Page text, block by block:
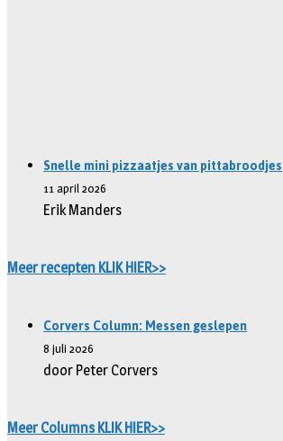
Snelle mini pizzaatjes van pittabroodjes
11 april 2026
Erik Manders
Meer recepten KLIK HIER>>
Corvers Column: Messen geslepen
8 juli 2026
door Peter Corvers
Meer Columns KLIK HIER>>